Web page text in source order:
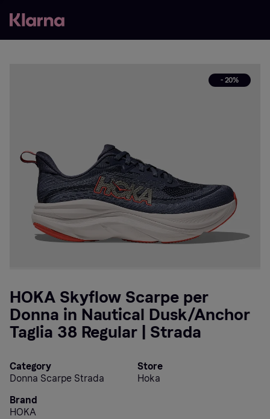
- 20%
HOKA Skyflow Scarpe per
Donna in Nautical Dusk/Anchor
Taglia 38 Regular | Strada
Category
Donna Scarpe Strada
Store
Hoka
Brand
HOKA